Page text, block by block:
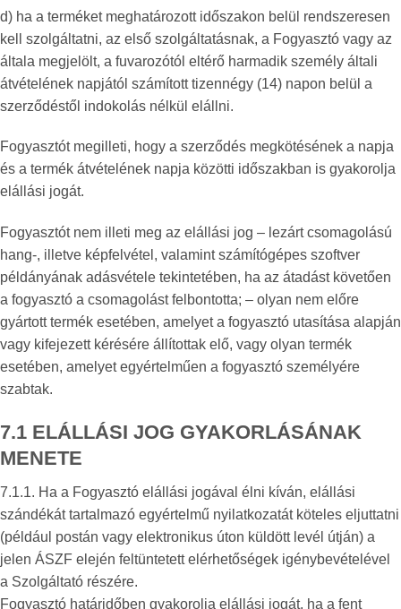
d) ha a terméket meghatározott időszakon belül rendszeresen
kell szolgáltatni, az első szolgáltatásnak, a Fogyasztó vagy az
általa megjelölt, a fuvarozótól eltérő harmadik személy általi
átvételének napjától számított tizennégy (14) napon belül a
szerződéstől indokolás nélkül elállni.
Fogyasztót megilleti, hogy a szerződés megkötésének a napja
és a termék átvételének napja közötti időszakban is gyakorolja
elállási jogát.
Fogyasztót nem illeti meg az elállási jog – lezárt csomagolású
hang-, illetve képfelvétel, valamint számítógépes szoftver
példányának adásvétele tekintetében, ha az átadást követően
a fogyasztó a csomagolást felbontotta; – olyan nem előre
gyártott termék esetében, amelyet a fogyasztó utasítása alapján
vagy kifejezett kérésére állítottak elő, vagy olyan termék
esetében, amelyet egyértelműen a fogyasztó személyére
szabtak.
7.1 ELÁLLÁSI JOG GYAKORLÁSÁNAK
MENETE
7.1.1. Ha a Fogyasztó elállási jogával élni kíván, elállási
szándékát tartalmazó egyértelmű nyilatkozatát köteles eljuttatni
(például postán vagy elektronikus úton küldött levél útján) a
jelen ÁSZF elején feltüntetett elérhetőségek igénybevételével
a Szolgáltató részére.
Fogyasztó határidőben gyakorolja elállási jogát, ha a fent